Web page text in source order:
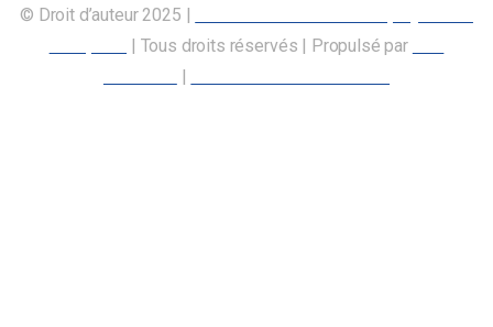
© Droit d’auteur 2025 |
| Tous droits réservés | Propulsé par